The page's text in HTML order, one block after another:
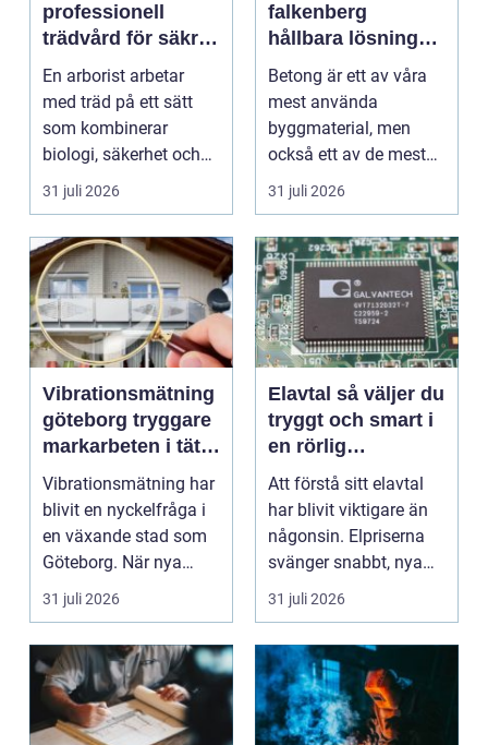
professionell
trädvård för säkra
och friska träd
En arborist arbetar
med träd på ett sätt
som kombinerar
biologi, säkerhet och
hantverk. I en stad so...
31 juli 2026
falkenberg
hållbara lösningar
för grund, golv
och utemiljö
Betong är ett av våra
mest använda
byggmaterial, men
också ett av de mest
missförstådda. Många
tänke...
31 juli 2026
Vibrationsmätning
göteborg tryggare
markarbeten i tät
stadsmiljö
Vibrationsmätning har
blivit en nyckelfråga i
en växande stad som
Göteborg. När nya
bostäder, broar,...
31 juli 2026
Elavtal så väljer du
tryggt och smart i
en rörlig
elmarknad
Att förstå sitt elavtal
har blivit viktigare än
någonsin. Elpriserna
svänger snabbt, nya
typer av av...
31 juli 2026